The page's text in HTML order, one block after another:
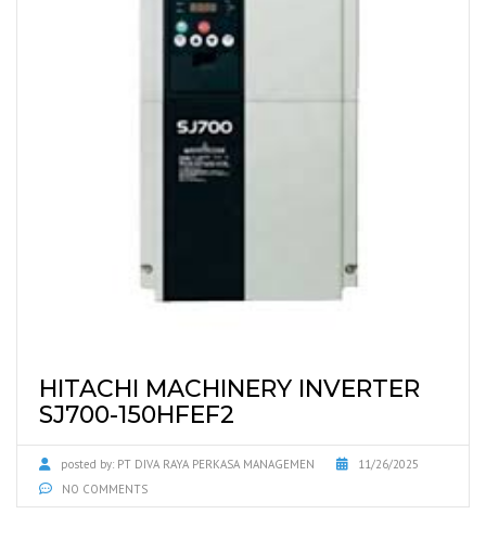
HITACHI MACHINERY INVERTER
SJ700-150HFEF2
posted by: PT DIVA RAYA PERKASA MANAGEMEN
11/26/2025
NO COMMENTS